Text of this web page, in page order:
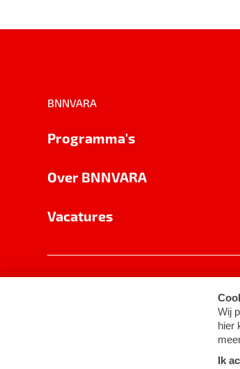
BNNVARA
Programma's
Over BNNVARA
Vacatures
Cookie-instellingen